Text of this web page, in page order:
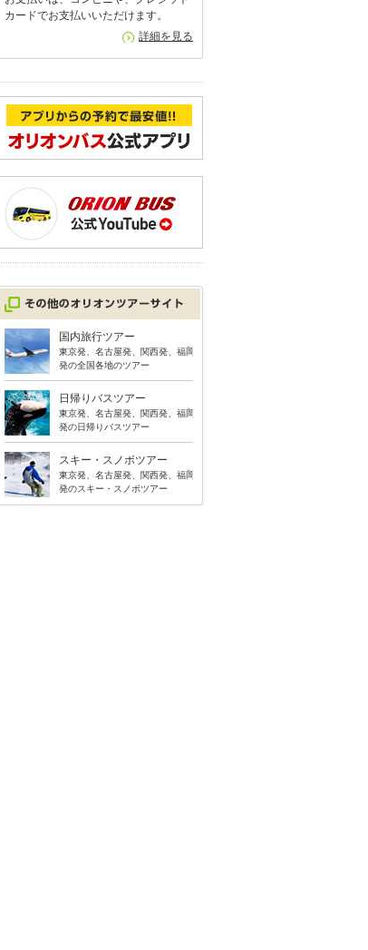
カードでお支払いいただけます。
詳細を見る
国内旅行ツアー
東京発、名古屋発、関西発、福岡
発の全国各地のツアー
日帰りバスツアー
東京発、名古屋発、関西発、福岡
発の日帰りバスツアー
スキー・スノボツアー
東京発、名古屋発、関西発、福岡
発のスキー・スノボツアー